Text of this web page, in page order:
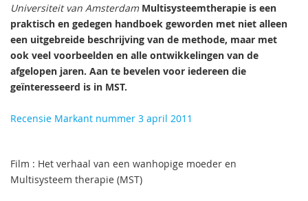
Universiteit van Amsterdam Multisysteemtherapie is een
praktisch en gedegen handboek geworden met niet alleen
een uitgebreide beschrijving van de methode, maar met
ook veel voorbeelden en alle ontwikkelingen van de
afgelopen jaren. Aan te bevelen voor iedereen die
geïnteresseerd is in MST.
Recensie Markant nummer 3 april 2011
Film : Het verhaal van een wanhopige moeder en
Multisysteem therapie (MST)